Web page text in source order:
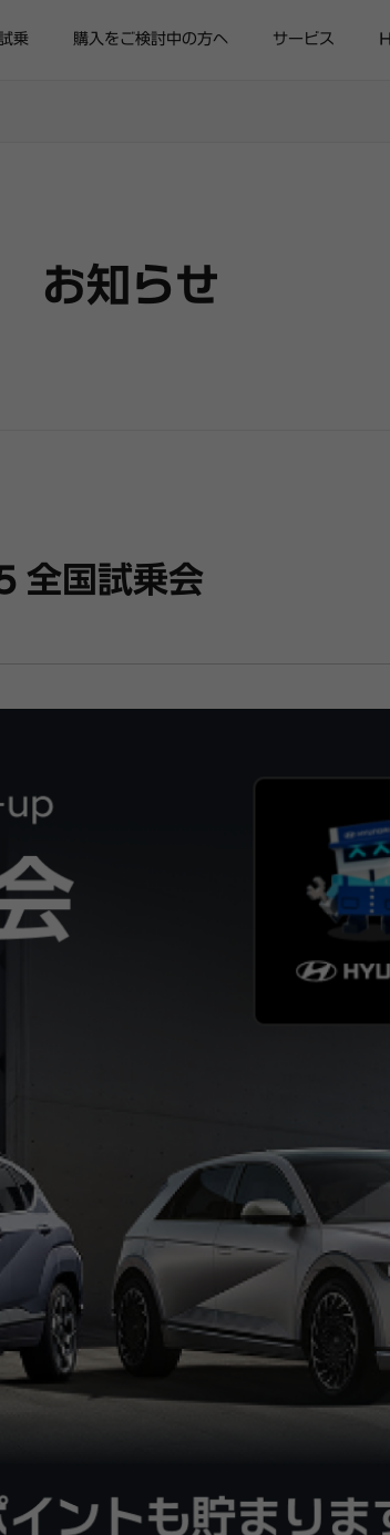
乗 購入をご検討中の方へ サービス
お知らせ
国試乗会